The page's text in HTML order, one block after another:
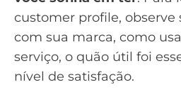
customer profile, observe
com sua marca, como
serviço, o quão útil foi
nível de satisfação.